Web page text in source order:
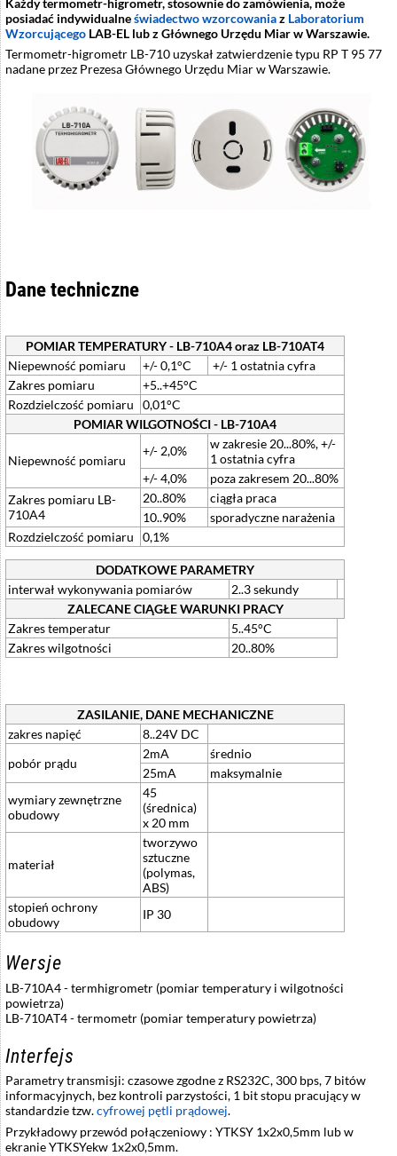
posiadać indywidualneświadectwo wzorcowaniaz Laboratorium
Wzorcującego LAB-EL lub zGłównego Urzędu Miar w Warszawie.
Termometr-higrometr LB-710 uzyskał zatwierdzenie typu RP T 95 77
nadane przez Prezesa Głównego Urzędu Miar w Warszawie.
Dane techniczne
POMIAR TEMPERATURY - LB-710A4 oraz LB-710AT4
Niepewność pomiaru
+/- 0,1°C
+/- 1 ostatnia cyfra
Zakres pomiaru
+5..+45°C
Rozdzielczość pomiaru
0,01°C
POMIAR WILGOTNOŚCI - LB-710A4
Niepewność pomiaru
+/- 2,0%
w zakresie 20...80%, +/-
1 ostatnia cyfra
+/- 4,0%
poza zakresem 20...80%
Zakres pomiaru LB-
710A4
20..80%
ciągła praca
10..90%
sporadyczne narażenia
Rozdzielczość pomiaru
0,1%
DODATKOWE PARAMETRY
interwał wykonywania pomiarów
2..3 sekundy
ZALECANE CIĄGŁE WARUNKI PRACY
Zakres temperatur
5..45°C
Zakres wilgotności
20..80%
ZASILANIE, DANE MECHANICZNE
zakres napięć
8..24V DC
pobór prądu
2mA
średnio
25mA
maksymalnie
wymiary zewnętrzne
obudowy
45
(średnica)
x 20 mm
materiał
tworzywo
sztuczne
(polymas,
ABS)
stopień ochrony
obudowy
IP 30
Wersje
LB-710A4 - termhigrometr (pomiar temperatury i wilgotności
powietrza)
LB-710AT4 - termometr (pomiar temperatury powietrza)
Interfejs
Parametry transmisji: czasowe zgodne z RS232C, 300 bps, 7 bitów
informacyjnych, bez kontroli parzystości, 1 bit stopu pracujący w
standardzie tzw.cyfrowej pętli prądowej.
Przykładowy przewód połączeniowy : YTKSY 1x2x0,5mm lub w
ekranie YTKSYekw 1x2x0,5mm.